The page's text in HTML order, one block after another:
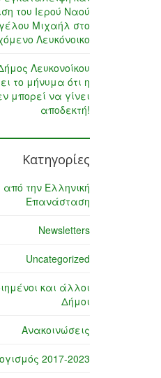
του Ιερού Ναού
Μιχαήλ στο
Λευκόνοικο
Λευκονοίκου
το μήνυμα ότι η
μπορεί να γίνει
αποδεκτή!
Κατηγορίες
την Ελληνική
Επανάσταση
Newsletters
Uncategorized
και άλλοι
Δήμοι
Ανακοινώσεις
2017-2023